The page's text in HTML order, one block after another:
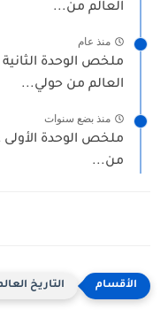
العالم من...
منذ عام
ملخص الوحدة
العالم من حولي...
منذ بضع سنوات
ملخص الوحدة الأولى
من...
التاريخ